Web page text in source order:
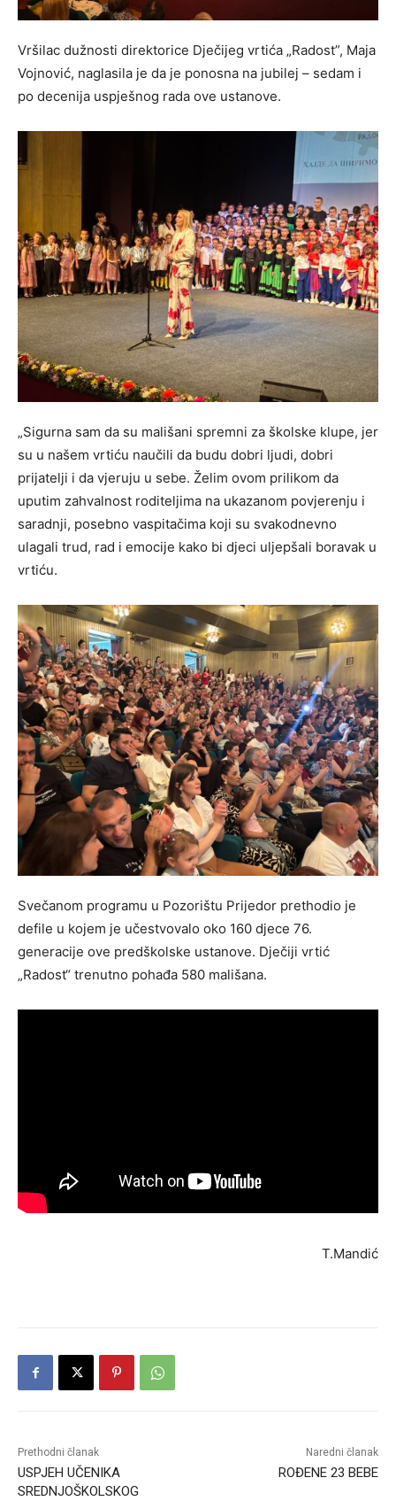
Vršilac dužnosti direktorice Dječijeg vrtića „Radost”, Maja
Vojnović, naglasila je da je ponosna na jubilej – sedam i
po decenija uspješnog rada ove ustanove.
„Sigurna sam da su mališani spremni za školske klupe, jer
su u našem vrtiću naučili da budu dobri ljudi, dobri
prijatelji i da vjeruju u sebe. Želim ovom prilikom da
uputim zahvalnost roditeljima na ukazanom povjerenju i
saradnji, posebno vaspitačima koji su svakodnevno
ulagali trud, rad i emocije kako bi djeci uljepšali boravak u
vrtiću.
Svečanom programu u Pozorištu Prijedor prethodio je
defile u kojem je učestvovalo oko 160 djece 76.
generacije ove predškolske ustanove. Dječiji vrtić
„Radost“ trenutno pohađa 580 mališana.
T.Mandić
Prethodni članak
USPJEH UČENIKA
SREDNJOŠKOLSKOG
Naredni članak
ROĐENE 23 BEBE